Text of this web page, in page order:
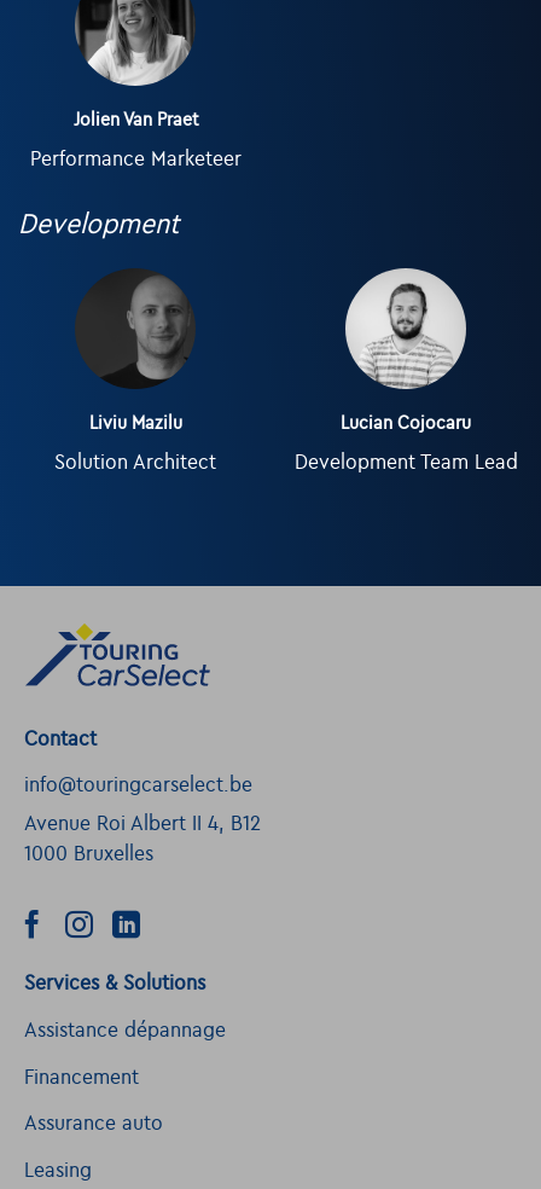
Jolien Van Praet
Performance Marketeer
Development
Liviu Mazilu
Solution Architect
Lucian Cojocaru
Development Team Lead
Contact
info@touringcarselect.be
Avenue Roi Albert II 4, B12
1000 Bruxelles
Services & Solutions
Assistance dépannage
Financement
Assurance auto
Leasing